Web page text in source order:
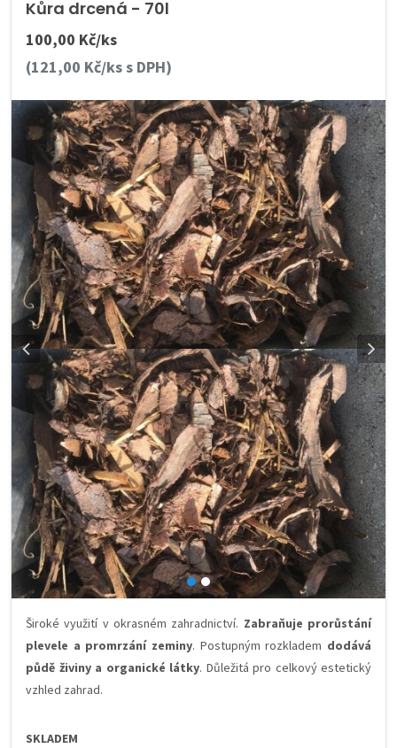
Kůra drcená - 70l
100,00 Kč/ks
(121,00 Kč/ks s DPH)
Široké využití v okrasném zahradnictví. Zabraňuje prorůstání
plevele a promrzání zeminy. Postupným rozkladem dodává
půdě živiny a organické látky. Důležitá pro celkový estetický
vzhled zahrad.
SKLADEM